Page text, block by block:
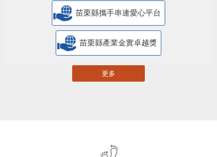
苗栗縣攜手串連愛心平台
苗栗縣產業金實卓越獎
更多